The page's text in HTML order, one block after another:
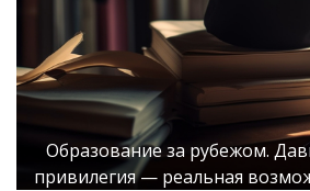
Образование за рубежом.
привилегия — реальная